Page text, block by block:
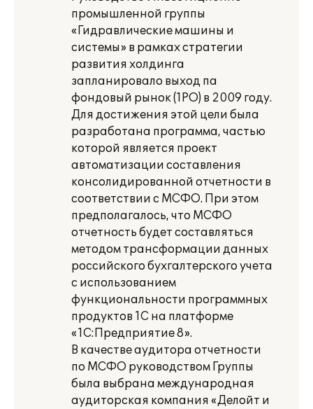
промышленной группы
«Гидравлические машины и
системы» в рамках стратегии
развития холдинга
запланировало выход па
фондовый рынок (1РО) в 2009 году.
Для достижения этой цели была
разработана программа, частью
которой является проект
автоматизации составления
консолидированной отчетности в
соответствии с МСФО. При этом
предполагалось, что МСФО
отчетность будет составляться
методом трансформации данных
российского бухгалтерского учета
с использованием
функциональности программных
продуктов 1С на платформе
«1С:Предприятие 8».
В качестве аудитора отчетности
по МСФО руководством Группы
была выбрана международная
аудиторская компания «Делойт и